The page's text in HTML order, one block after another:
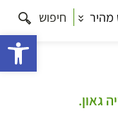
מהיר חיפוש
גאון.